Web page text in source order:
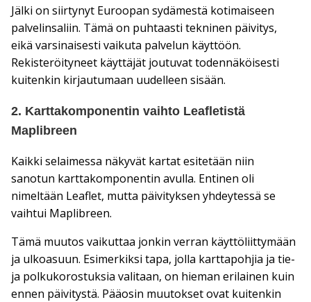
Jälki on siirtynyt Euroopan sydämestä kotimaiseen
palvelinsaliin. Tämä on puhtaasti tekninen päivitys,
eikä varsinaisesti vaikuta palvelun käyttöön.
Rekisteröityneet käyttäjät joutuvat todennäköisesti
kuitenkin kirjautumaan uudelleen sisään.
2. Karttakomponentin vaihto Leafletistä
Maplibreen
Kaikki selaimessa näkyvät kartat esitetään niin
sanotun karttakomponentin avulla. Entinen oli
nimeltään Leaflet, mutta päivityksen yhdeytessä se
vaihtui Maplibreen.
Tämä muutos vaikuttaa jonkin verran käyttöliittymään
ja ulkoasuun. Esimerkiksi tapa, jolla karttapohjia ja tie-
ja polkukorostuksia valitaan, on hieman erilainen kuin
ennen päivitystä. Pääosin muutokset ovat kuitenkin